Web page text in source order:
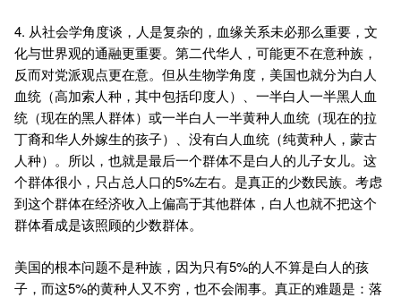
4. 从社会学角度谈，人是复杂的，血缘关系未必那么重要，文
化与世界观的通融更重要。第二代华人，可能更不在意种族，
反而对党派观点更在意。但从生物学角度，美国也就分为白人
血统（高加索人种，其中包括印度人）、一半白人一半黑人血
统（现在的黑人群体）或一半白人一半黄种人血统（现在的拉
丁裔和华人外嫁生的孩子）、没有白人血统（纯黄种人，蒙古
人种）。所以，也就是最后一个群体不是白人的儿子女儿。这
个群体很小，只占总人口的5%左右。是真正的少数民族。考虑
到这个群体在经济收入上偏高于其他群体，白人也就不把这个
群体看成是该照顾的少数群体。
美国的根本问题不是种族，因为只有5%的人不算是白人的孩
子，而这5%的黄种人又不穷，也不会闹事。真正的难题是：落